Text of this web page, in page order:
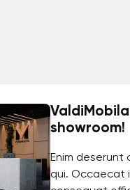
showroom!
Enim deserunt
qui. Occaecat